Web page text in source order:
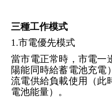
三種工作模式
1.市電優先模式
當市電正常時，市電一
陽能同時給蓄電池充電
流電供給負載使用（此
電池能量）。